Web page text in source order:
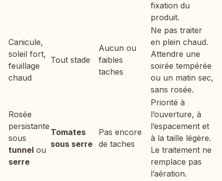
fixation du
produit.
Canicule,
soleil fort,
feuillage
chaud
Tout stade
Aucun ou
faibles
taches
Ne pas traiter
en plein chaud.
Attendre une
soirée tempérée
ou un matin sec,
sans rosée.
Rosée
persistante
sous
tunnel ou
serre
Tomates
sous serre
Pas encore
de taches
Priorité à
l’ouverture, à
l’espacement et
à la taille légère.
Le traitement ne
remplace pas
l’aération.